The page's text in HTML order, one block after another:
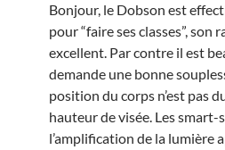
Bonjour, le Dobson est
pour “faire ses classes”,
excellent. Par contre il est
demande une bonne
position du corps n’est pas
hauteur de visée. Les
l’amplification de la lumière